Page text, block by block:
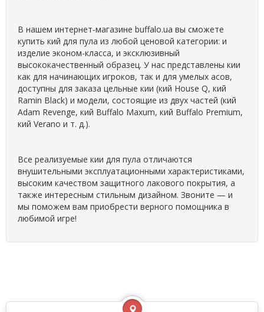
В нашем интернет-магазине buffalo.ua вы сможете
купить кий для пула из любой ценовой категории: и
изделие эконом-класса, и эксклюзивный
высококачественный образец. У нас представлены кии
как для начинающих игроков, так и для умелых асов,
доступны для заказа цельные кии (кий House Q, кий
Ramin Black) и модели, состоящие из двух частей (кий
Adam Revenge, кий Buffalo Maxum, кий Buffalo Premium,
кий Verano и т. д.).
Все реализуемые кии для пула отличаются
внушительными эксплуатационными характеристиками,
высоким качеством защитного лакового покрытия, а
также интересным стильным дизайном. Звоните — и
мы поможем вам приобрести верного помощника в
любимой игре!